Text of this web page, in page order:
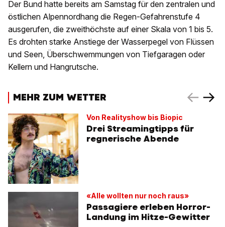
Der Bund hatte bereits am Samstag für den zentralen und
östlichen Alpennordhang die Regen-Gefahrenstufe 4
ausgerufen, die zweithöchste auf einer Skala von 1 bis 5.
Es drohten starke Anstiege der Wasserpegel von Flüssen
und Seen, Überschwemmungen von Tiefgaragen oder
Kellern und Hangrutsche.
MEHR ZUM WETTER
Von Realityshow bis Biopic
Drei Streamingtipps für
regnerische Abende
«Alle wollten nur noch raus»
Passagiere erleben Horror-
Landung im Hitze-Gewitter